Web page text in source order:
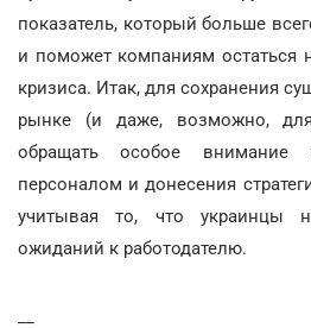
показатель, который больше
и поможет компаниям остаться
кризиса. Итак, для сохранения
рынке (и даже, возможно,
обращать особое
персоналом и донесения
учитывая то, что украинцы
ожиданий к работодателю.